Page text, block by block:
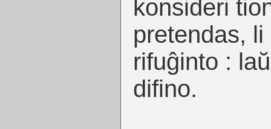
konsideri
pretendas,
rifuĝinto :
difino.